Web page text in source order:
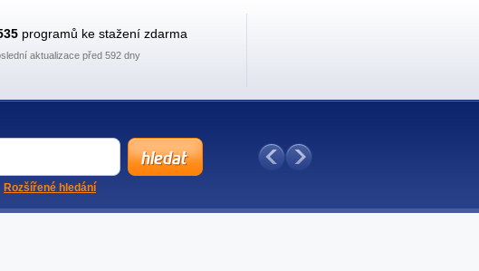
programů ke stažení zdarma
aktualizace před 592 dny
Rozšířené hledání